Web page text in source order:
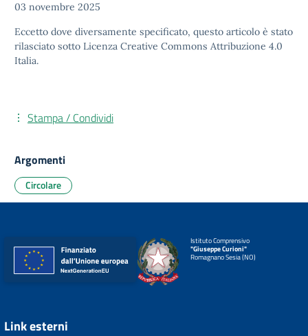
03 novembre 2025
Eccetto dove diversamente specificato, questo articolo è stato
rilasciato sotto Licenza Creative Commons Attribuzione 4.0
Italia.
Stampa / Condividi
Argomenti
Circolare
Istituto Comprensivo
"Giuseppe Curioni"
Romagnano Sesia (NO)
Link esterni